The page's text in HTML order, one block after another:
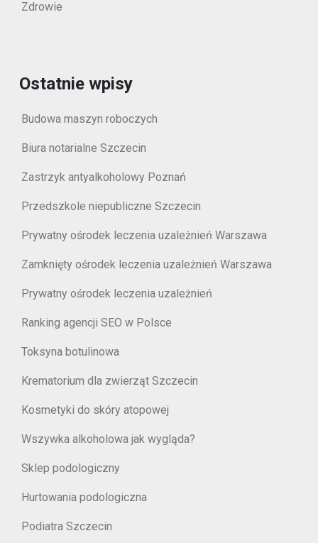
Zdrowie
Ostatnie wpisy
Budowa maszyn roboczych
Biura notarialne Szczecin
Zastrzyk antyalkoholowy Poznań
Przedszkole niepubliczne Szczecin
Prywatny ośrodek leczenia uzależnień Warszawa
Zamknięty ośrodek leczenia uzależnień Warszawa
Prywatny ośrodek leczenia uzależnień
Ranking agencji SEO w Polsce
Toksyna botulinowa
Krematorium dla zwierząt Szczecin
Kosmetyki do skóry atopowej
Wszywka alkoholowa jak wygląda?
Sklep podologiczny
Hurtowania podologiczna
Podiatra Szczecin